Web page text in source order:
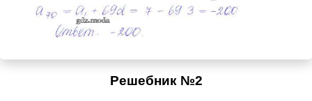
Решебник №2